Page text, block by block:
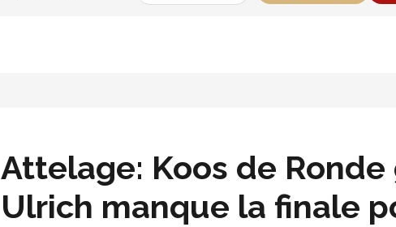
Attelage: Koos de Ronde
Ulrich manque la finale